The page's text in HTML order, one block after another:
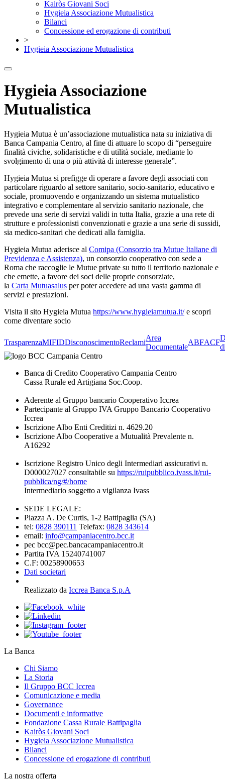
Kairòs Giovani Soci
Hygieia Associazione Mutualistica
Bilanci
Concessione ed erogazione di contributi
>
Hygieia Associazione Mutualistica
Hygieia Associazione
Mutualistica
Hygieia Mutua è un’associazione mutualistica nata su iniziativa di
Banca Campania Centro, al fine di attuare lo scopo di “perseguire
finalità civiche, solidaristiche e di utilità sociale, mediante lo
svolgimento di una o più attività di interesse generale”.
Hygieia Mutua si prefigge di operare a favore degli associati con
particolare riguardo al settore sanitario, socio-sanitario, educativo e
sociale, promuovendo e organizzando un sistema mutualistico
integrativo e complementare al servizio sanitario nazionale, che
prevede una serie di servizi validi in tutta Italia, grazie a una rete di
strutture e professionisti convenzionati e grazie a una serie di sussidi,
sia medico-sanitari che dedicati alla famiglia.
Hygieia Mutua aderisce al Comipa (Consorzio tra Mutue Italiane di
Previdenza e Assistenza), un consorzio cooperativo con sede a
Roma che raccoglie le Mutue private su tutto il territorio nazionale e
che emette, a favore dei soci delle proprie consorziate,
la Carta Mutuasalus per poter accedere ad una vasta gamma di
servizi e prestazioni.
Visita il sito Hygieia Mutua https://www.hygieiamutua.it/e scopri
come diventare socio
TrasparenzaMIFIDDisconoscimentoReclami
Area
Documentale
ABFACF
Banca di Credito Cooperativo Campania Centro
Cassa Rurale ed Artigiana Soc.Coop.
Aderente al Gruppo bancario Cooperativo Iccrea
Partecipante al Gruppo IVA Gruppo Bancario Cooperativo
Iccrea
Iscrizione Albo Enti Creditizi n. 4629.20
Iscrizione Albo Cooperative a Mutualità Prevalente n.
A16292
Iscrizione Registro Unico degli Intermediari assicurativi n.
D000027027 consultabile su https://ruipubblico.ivass.it/rui-
pubblica/ng/#/home
Intermediario soggetto a vigilanza Ivass
SEDE LEGALE:
Piazza A. De Curtis, 1-2 Battipaglia (SA)
tel: 0828 390111 Telefax: 0828 343614
email: info@campaniacentro.bcc.it
pec bcc@pec.bancacampaniacentro.it
Partita IVA 15240741007
C.F: 00258900653
Dati societari
Realizzato da Iccrea Banca S.p.A
La Banca
Chi Siamo
La Storia
Il Gruppo BCC Iccrea
Comunicazione e media
Governance
Documenti e informative
Fondazione Cassa Rurale Battipaglia
Kairòs Giovani Soci
Hygieia Associazione Mutualistica
Bilanci
Concessione ed erogazione di contributi
La nostra offerta